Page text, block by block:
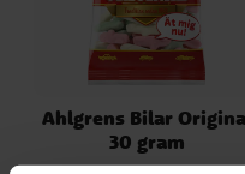
Ahlgrens Bilar
30 gram